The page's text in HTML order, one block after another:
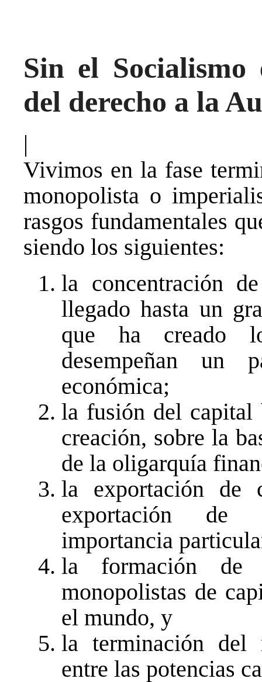
Sin el
del derecho a la
|
Vivimos en la fase
monopolista o
rasgos fundamentales
siendo los siguientes:
la concentración
llegado hasta un
que ha creado
desempeñan
económica;
la fusión del
creación, sobre la
de la oligarquía
la exportación de
exportación de
importancia
la formación de
monopolistas de
el mundo, y
la terminación del
entre las potencias